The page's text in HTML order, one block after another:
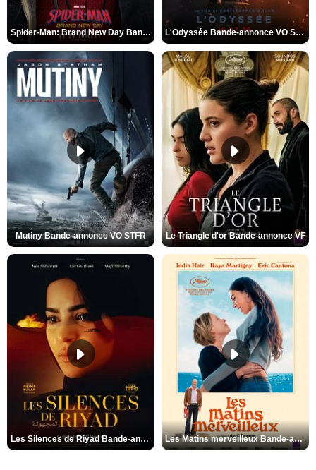
Spider-Man: Brand New Day Bande-annonce VO STFR L'Odyssée Bande-annonce VO STFR
Mutiny Bande-annonce VO STFR Le Triangle d'or Bande-annonce VF
Les Silences de Riyad Bande-annonce VO STFR Les Matins merveilleux Bande-annonce VF